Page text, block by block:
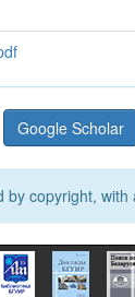
Google Scholar
by copyright,